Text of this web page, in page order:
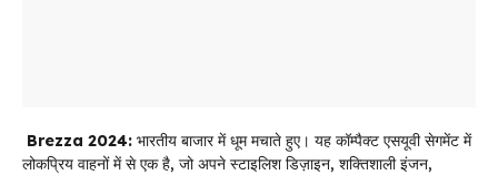
Brezza 2024: भारतीय बाजार में धूम मचाते हुए। यह कॉम्पैक्ट एसयूवी सेगमेंट में
लोकप्रिय वाहनों में से एक है, जो अपने स्टाइलिश डिज़ाइन, शक्तिशाली इंजन,